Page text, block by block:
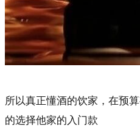
所以真正懂酒的饮家，在预
的选择他家的入门款